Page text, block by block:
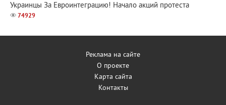
Украинцы За Евроинтеграцию! Начало акций протеста
74929
Реклама на сайте
О проекте
Карта сайта
Контакты